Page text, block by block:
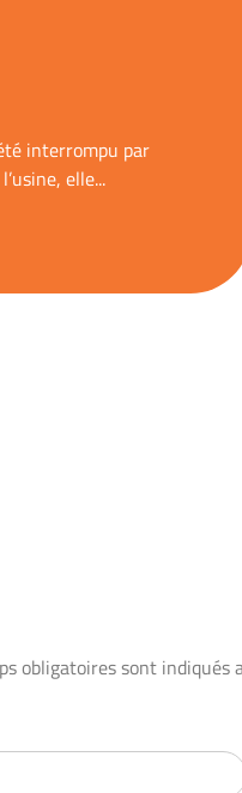
interrompu par
elle...
obligatoires sont indiqués